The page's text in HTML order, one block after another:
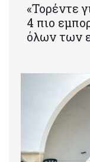
«Τορέντε
4 πιο
όλων των